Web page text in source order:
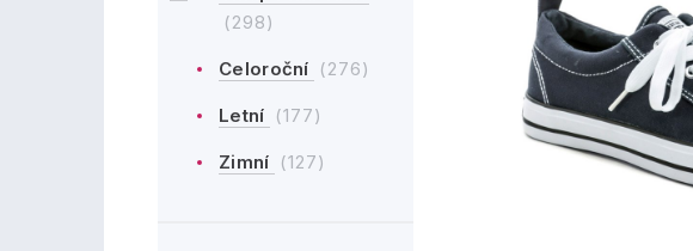
(298)
Celoroční (276)
Letní (177)
Zimní (127)